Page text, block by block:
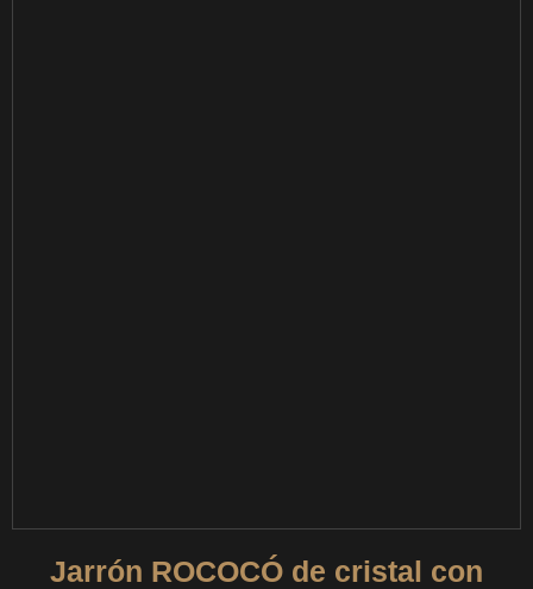
Jarrón ROCOCÓ de cristal con